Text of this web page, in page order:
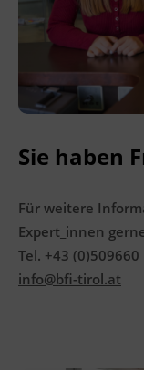
Sie haben
Für weitere
Expert_innen
Tel. +43 (0)509660
info@bfi-tirol.at